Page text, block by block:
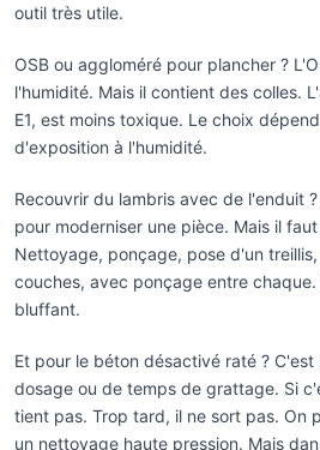
outil très utile.
OSB ou aggloméré pour plancher ?
l'humidité. Mais il contient des colles.
E1, est moins toxique. Le choix
d'exposition à l'humidité.
Recouvrir du lambris avec de l'enduit
pour moderniser une pièce. Mais il
Nettoyage, ponçage, pose d'un
couches, avec ponçage entre
bluffant.
Et pour le béton désactivé raté ?
dosage ou de temps de grattage. Si
tient pas. Trop tard, il ne sort pas. On
un nettoyage haute pression. Mais